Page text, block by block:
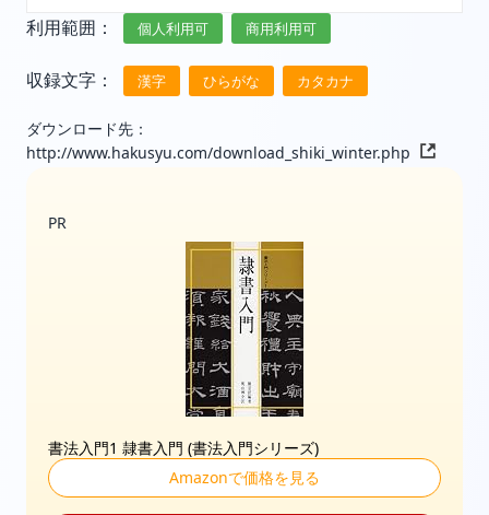
利用範囲： 個人利用可 商用利用可
収録文字： 漢字 ひらがな カタカナ
ダウンロード先：
http://www.hakusyu.com/download_shiki_winter.php
PR
書法入門1 隷書入門 (書法入門シリーズ)
Amazonで価格を見る